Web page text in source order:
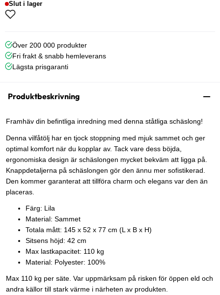
Slut i lager
Över 200 000 produkter
Fri frakt & snabb hemleverans
Lägsta prisgaranti
Produktbeskrivning
Framhäv din befintliga inredning med denna ståtliga schäslong!
Denna vilfåtölj har en tjock stoppning med mjuk sammet och ger
optimal komfort när du kopplar av. Tack vare dess böjda,
ergonomiska design är schäslongen mycket bekväm att ligga på.
Knappdetaljerna på schäslongen gör den ännu mer sofistikerad.
Den kommer garanterat att tillföra charm och elegans var den än
placeras.
Färg: Lila
Material: Sammet
Totala mått: 145 x 52 x 77 cm (L x B x H)
Sitsens höjd: 42 cm
Max lastkapacitet: 110 kg
Material: Polyester: 100%
Max 110 kg per säte. Var uppmärksam på risken för öppen eld och
andra källor till stark värme i närheten av produkten.